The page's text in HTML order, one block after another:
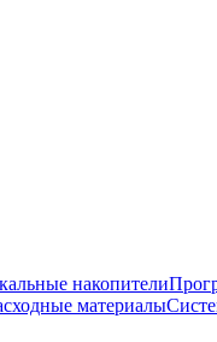
накопители
материалы